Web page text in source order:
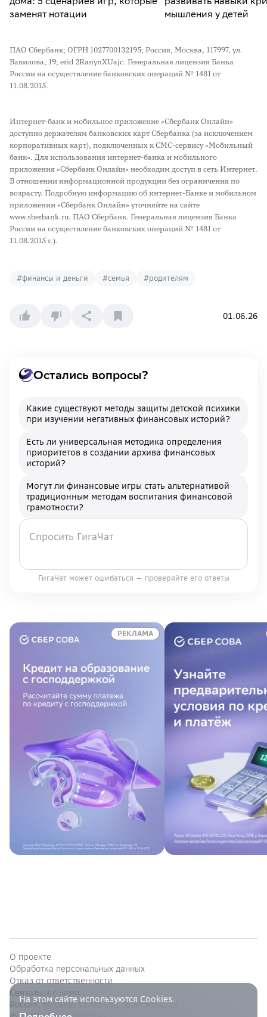
заменят нотации
мышления у детей
ПАО Сбербанк; ОГРН 1027700132195; Россия, Москва, 117997, ул.
Вавилова, 19; erid 2RanynXUajc. Генеральная лицензия Банка
России на осуществление банковских операций № 1481 от
11.08.2015.
Интернет-банк и мобильное приложение «Сбербанк Онлайн»
доступно держателям банковских карт Сбербанка (за исключением
корпоративных карт), подключенных к СМС-сервису «Мобильный
банк». Для использования интернет-банка и мобильного
приложения «Сбербанк Онлайн» необходим доступ в сеть Интернет.
В отношении информационной продукции без ограничения по
возрасту. Подробную информацию об интернет-Банке и мобильном
приложении «Сбербанк Онлайн» уточняйте на сайте
www.sberbank.ru. ПАО Сбербанк. Генеральная лицензия Банка
России на осуществление банковских операций № 1481 от
11.08.2015 г.).
#финансы и деньги #семья #родителям
01.06.26
Остались вопросы?
Какие существуют методы защиты детской психики
при изучении негативных финансовых историй?
Есть ли универсальная методика определения
приоритетов в создании архива финансовых
историй?
Могут ли финансовые игры стать альтернативой
традиционным методам воспитания финансовой
грамотности?
ГигаЧат может ошибаться — проверяйте его ответы
РЕКЛАМА
О проекте
Обработка персональных данных
Отказ от ответственности
Связаться с нами
Россия, Москва, 117997, ул. Вавилова, 19
На этом сайте используются Cookies.